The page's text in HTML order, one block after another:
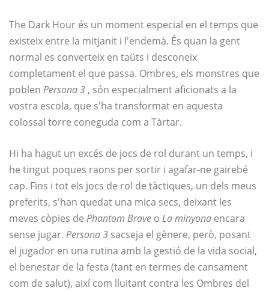
The Dark Hour és un moment especial en el temps que
existeix entre la mitjanit i l'endemà. És quan la gent
normal es converteix en taüts i desconeix
completament el que passa. Ombres, els monstres que
poblen Persona 3 , són especialment aficionats a la
vostra escola, que s'ha transformat en aquesta
colossal torre coneguda com a Tàrtar.
Hi ha hagut un excés de jocs de rol durant un temps, i
he tingut poques raons per sortir i agafar-ne gairebé
cap. Fins i tot els jocs de rol de tàctiques, un dels meus
preferits, s'han quedat una mica secs, deixant les
meves còpies de Phantom Brave o La minyona encara
sense jugar. Persona 3 sacseja el gènere, però, posant
el jugador en una rutina amb la gestió de la vida social,
el benestar de la festa (tant en termes de cansament
com de salut), així com lluitant contra les Ombres del